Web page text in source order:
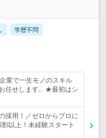
学歴不問
業で一生モノのスキル
任せします。★最初はシ
採用！／ゼロからプロに
以上！未経験スタート